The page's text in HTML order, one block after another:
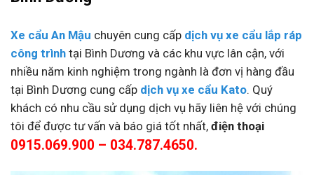
Xe cẩu An Mậu chuyên cung cấp dịch vụ xe cẩu lắp ráp
công trình tại Bình Dương và các khu vực lân cận, với
nhiều năm kinh nghiệm trong ngành là đơn vị hàng đầu
tại Bình Dương cung cấp dịch vụ xe cẩu Kato. Quý
khách có nhu cầu sử dụng dịch vụ hãy liên hệ với chúng
tôi để được tư vấn và báo giá tốt nhất, điện thoại
0915.069.900 – 034.787.4650.